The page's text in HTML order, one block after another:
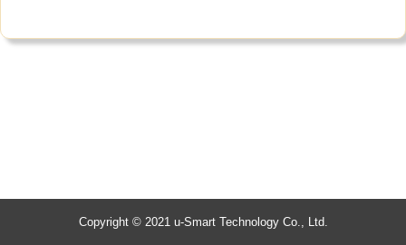
Copyright © 2021 u-Smart Technology Co., Ltd.